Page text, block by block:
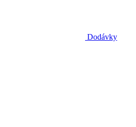
Dodávky